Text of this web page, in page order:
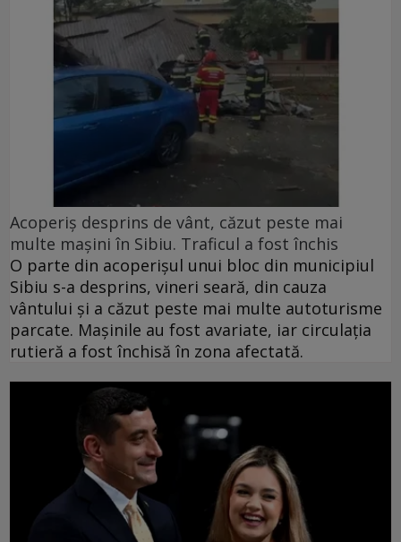
Acoperiş desprins de vânt, căzut peste mai
multe maşini în Sibiu. Traficul a fost închis
O parte din acoperişul unui bloc din municipiul
Sibiu s-a desprins, vineri seară, din cauza
vântului şi a căzut peste mai multe autoturisme
parcate. Maşinile au fost avariate, iar circulaţia
rutieră a fost închisă în zona afectată.